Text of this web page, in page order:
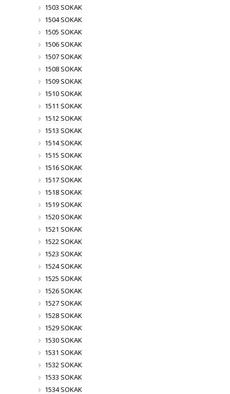
1503 SOKAK
1504 SOKAK
1505 SOKAK
1506 SOKAK
1507 SOKAK
1508 SOKAK
1509 SOKAK
1510 SOKAK
1511 SOKAK
1512 SOKAK
1513 SOKAK
1514 SOKAK
1515 SOKAK
1516 SOKAK
1517 SOKAK
1518 SOKAK
1519 SOKAK
1520 SOKAK
1521 SOKAK
1522 SOKAK
1523 SOKAK
1524 SOKAK
1525 SOKAK
1526 SOKAK
1527 SOKAK
1528 SOKAK
1529 SOKAK
1530 SOKAK
1531 SOKAK
1532 SOKAK
1533 SOKAK
1534 SOKAK